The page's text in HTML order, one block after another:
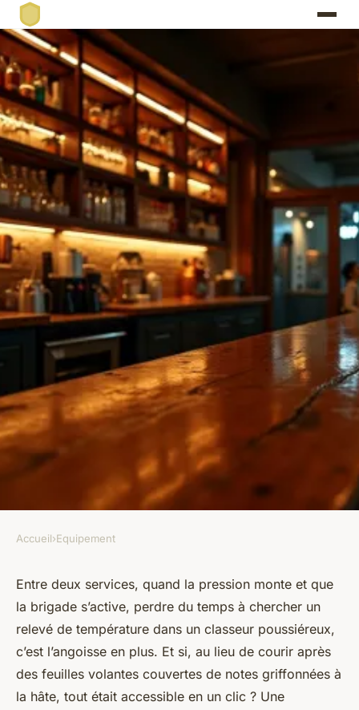
EQUIPEMENT
PMS zéro papier : retour
d'expérience d'une brasserie
parisienne
Jean-Guillaume•19/06/2026 07:05 •11 min de lecture
Accueil›Equipement
Entre deux services, quand la pression monte et que
la brigade s’active, perdre du temps à chercher un
relevé de température dans un classeur poussiéreux,
c’est l’angoisse en plus. Et si, au lieu de courir après
des feuilles volantes couvertes de notes griffonnées à
la hâte, tout était accessible en un clic ? Une